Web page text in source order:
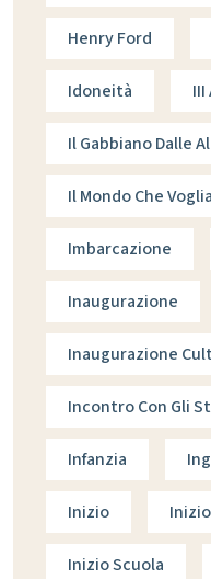
Henry Ford
Idoneità III
Il Gabbiano Dalle
Il Mondo Che
Imbarcazione
Inaugurazione
Inaugurazione
Incontro Con Gli
Infanzia
Inizio
Inizio Scuola